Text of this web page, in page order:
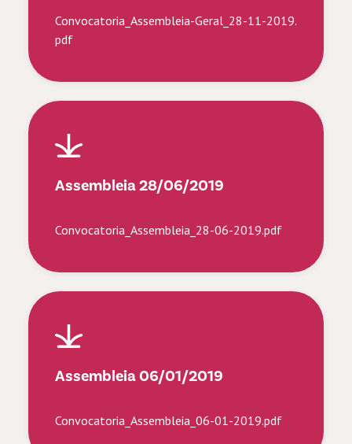
Convocatoria_Assembleia-Geral_28-11-2019.
pdf
Assembleia 28/06/2019
Convocatoria_Assembleia_28-06-2019.pdf
Assembleia 06/01/2019
Convocatoria_Assembleia_06-01-2019.pdf